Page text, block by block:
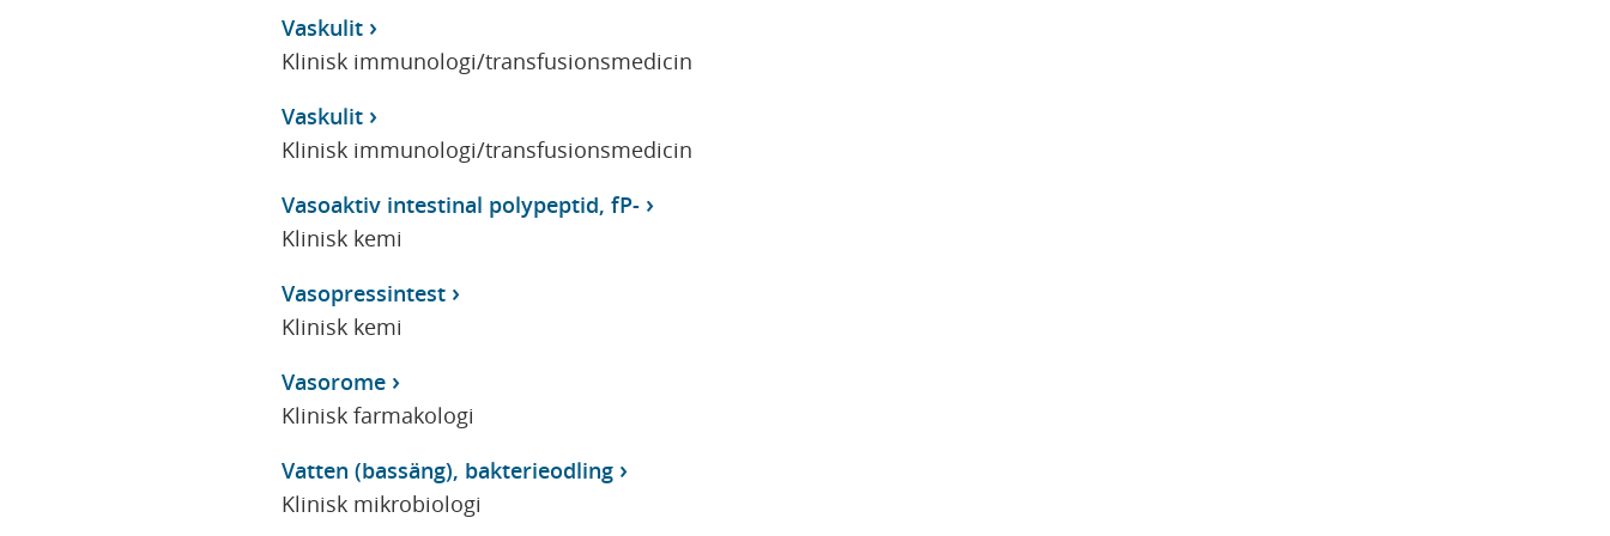
Vaskulit
Klinisk immunologi/transfusionsmedicin
Vaskulit
Klinisk immunologi/transfusionsmedicin
Vasoaktiv intestinal polypeptid, fP-
Klinisk kemi
Vasopressintest
Klinisk kemi
Vasorome
Klinisk farmakologi
Vatten (bassäng), bakterieodling
Klinisk mikrobiologi